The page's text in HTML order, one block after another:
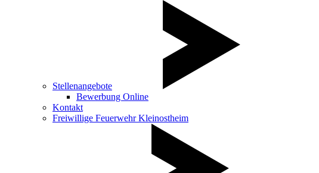
Stellenangebote
Bewerbung Online
Kontakt
Freiwillige Feuerwehr Kleinostheim